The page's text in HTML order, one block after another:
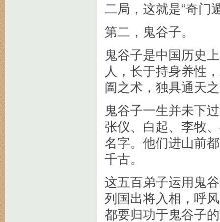
二局，这就是“奇门
第二，鬼谷子。
鬼谷子是中国历史
人，长于持身养性
阖之术，独具通天
鬼谷子一生并未下
张仪、白起、李牧
名字。他们进山前
千古。
这五百弟子运用鬼
列国出将入相，呼
都要归功于鬼谷子